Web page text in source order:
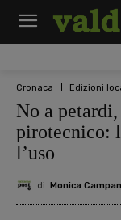
Cronaca Edizioni
No a
pirotecnico:
l’uso
di Monica